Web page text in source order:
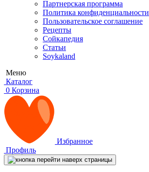
Партнерская программа
Политика конфиденциальности
Пользовательское соглашение
Рецепты
Сойкапедия
Статьи
Soykaland
Меню
Каталог
0 Корзина
Избранное
Профиль